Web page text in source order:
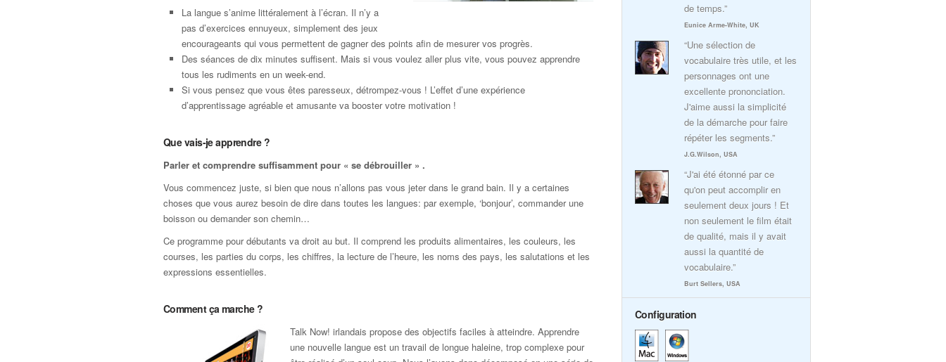
La langue s’anime littéralement à l’écran. Il n’y a
pas d’exercices ennuyeux, simplement des jeux
encourageants qui vous permettent de gagner des points afin de mesurer vos progrès.
Des séances de dix minutes suffisent. Mais si vous voulez aller plus vite, vous pouvez apprendre
tous les rudiments en un week-end.
Si vous pensez que vous êtes paresseux, détrompez-vous ! L’effet d’une expérience
d’apprentissage agréable et amusante va booster votre motivation !
Que vais-je apprendre ?
Parler et comprendre suffisamment pour « se débrouiller » .
Vous commencez juste, si bien que nous n’allons pas vous jeter dans le grand bain. Il y a certaines
choses que vous aurez besoin de dire dans toutes les langues: par exemple, ‘bonjour’, commander une
boisson ou demander son chemin…
Ce programme pour débutants va droit au but. Il comprend les produits alimentaires, les couleurs, les
courses, les parties du corps, les chiffres, la lecture de l’heure, les noms des pays, les salutations et les
expressions essentielles.
Comment ça marche ?
Talk Now! irlandais propose des objectifs faciles à atteindre. Apprendre
une nouvelle langue est un travail de longue haleine, trop complexe pour
de temps.”
Eunice Arme-White, UK
“Une sélection de
vocabulaire très utile, et les
personnages ont une
excellente prononciation.
J'aime aussi la simplicité
de la démarche pour faire
répéter les segments.”
J.G.Wilson, USA
“J'ai été étonné par ce
qu'on peut accomplir en
seulement deux jours ! Et
non seulement le film était
de qualité, mais il y avait
aussi la quantité de
vocabulaire.”
Burt Sellers, USA
Configuration